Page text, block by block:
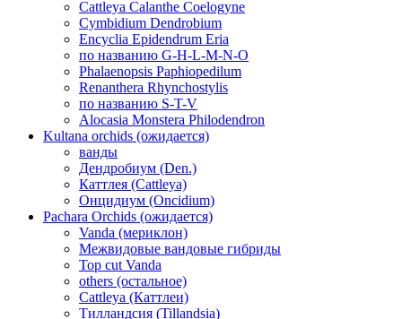
Cattleya Calanthe Coelogyne
Cymbidium Dendrobium
Encyclia Epidendrum Eria
по названию G-H-L-M-N-O
Phalaenopsis Paphiopedilum
Renanthera Rhynchostylis
по названию S-T-V
Alocasia Monstera Philodendron
Kultana orchids (ожидается)
ванды
Дендробиум (Den.)
Каттлея (Cattleya)
Онцидиум (Oncidium)
Pachara Orchids (ожидается)
Vanda (мериклон)
Межвидовые вандовые гибриды
Top cut Vanda
others (остальное)
Cattleya (Каттлеи)
Тилландсия (Tillandsia)